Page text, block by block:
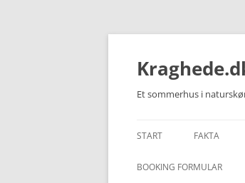
Et sommerhus i
START FAKTA
BOOKING FORMULAR